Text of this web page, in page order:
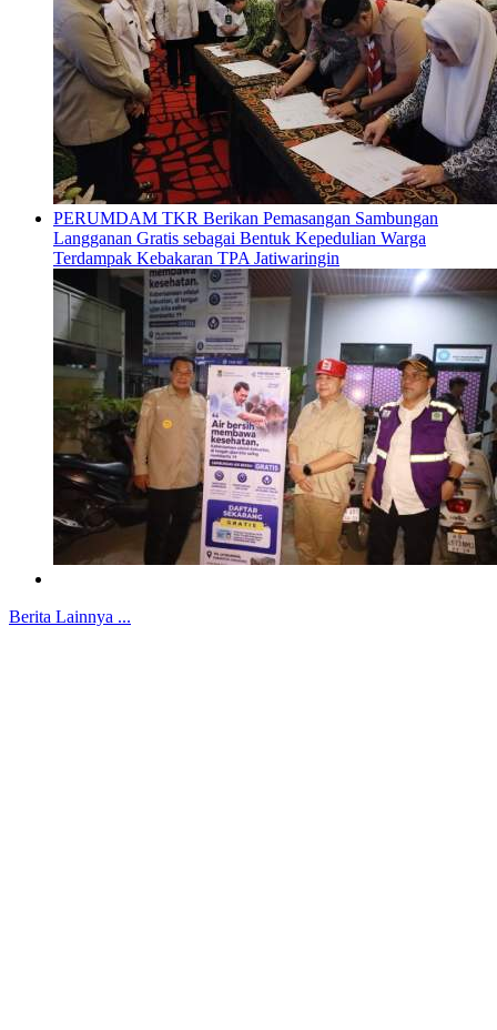
PERUMDAM TKR Berikan Pemasangan Sambungan
Langganan Gratis sebagai Bentuk Kepedulian Warga
Terdampak Kebakaran TPA Jatiwaringin
Berita Lainnya ...